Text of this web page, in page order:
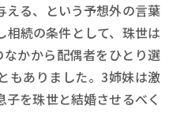
える、という予想外の言葉
続の条件として、珠世は
かから配偶者をひとり選
ありました。3姉妹は激
を珠世と結婚させるべく